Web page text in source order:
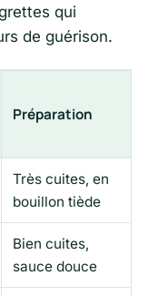
qui
de guérison.
Préparation
Très cuites, en
bouillon tiède
Bien cuites,
sauce douce